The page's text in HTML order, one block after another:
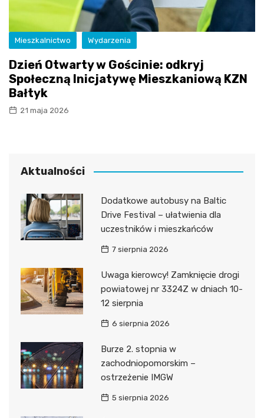
Mieszkalnictwo Wydarzenia
Dzień Otwarty w Gościnie: odkryj
Społeczną Inicjatywę Mieszkaniową KZN
Bałtyk
21 maja 2026
Aktualności
Dodatkowe autobusy na Baltic
Drive Festival – ułatwienia dla
uczestników i mieszkańców
7 sierpnia 2026
Uwaga kierowcy! Zamknięcie drogi
powiatowej nr 3324Z w dniach 10-
12 sierpnia
6 sierpnia 2026
Burze 2. stopnia w
zachodniopomorskim –
ostrzeżenie IMGW
5 sierpnia 2026